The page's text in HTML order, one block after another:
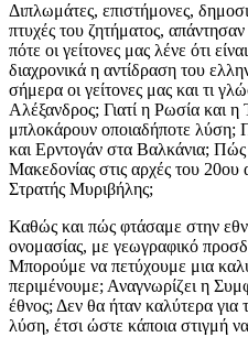
Διπλωμάτες, επιστήμονες,
πτυχές του ζητήματος,
πότε οι γείτονες μας λένε ότι
διαχρονικά η αντίδραση του
σήμερα οι γείτονες μας και τι
Αλέξανδρος; Γιατί η Ρωσία και
μπλοκάρουν οποιαδήποτε λύση;
και Ερντογάν στα Βαλκάνια; Πώς
Μακεδονίας στις αρχές του
Στρατής Μυριβήλης;
Καθώς και πώς φτάσαμε στην
ονομασίας, με γεωγραφικό
Μπορούμε να πετύχουμε μια
περιμένουμε; Αναγνωρίζει η
έθνος; Δεν θα ήταν καλύτερα για
λύση, έτσι ώστε κάποια στιγμή